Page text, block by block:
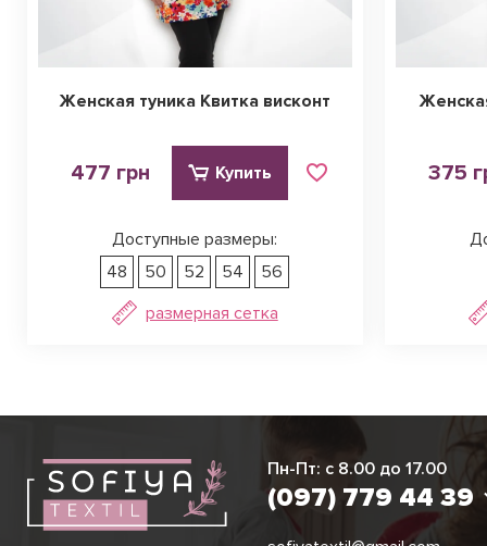
Женская туника Квитка висконт
477 грн Купить
Доступные размеры:
48
50 52 54
56
размерная сетка
375
Пн-Пт: с 8.00 до 17.00
(097) 779 44 39
Виктория
(097) 779 44